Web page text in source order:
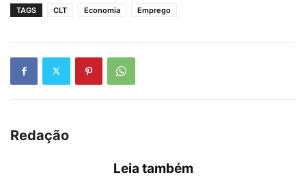
TAGS CLT Economia Emprego
Redação
Leia também